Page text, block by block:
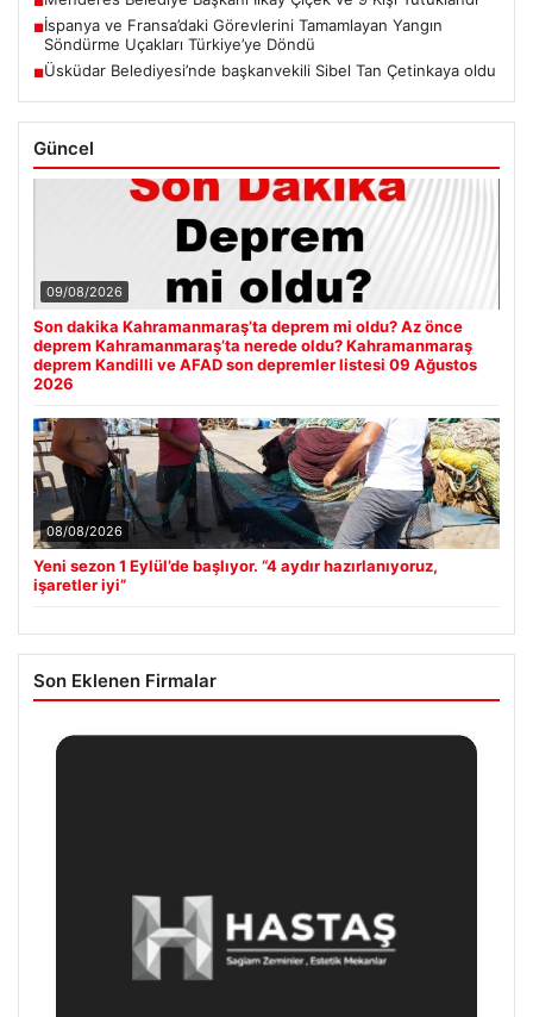
■İspanya ve Fransa’daki Görevlerini Tamamlayan Yangın
Söndürme Uçakları Türkiye’ye Döndü
■Üsküdar Belediyesi’nde başkanvekili Sibel Tan Çetinkaya oldu
Güncel
09/08/2026
Son dakika Kahramanmaraş’ta deprem mi oldu? Az önce
deprem Kahramanmaraş’ta nerede oldu? Kahramanmaraş
deprem Kandilli ve AFAD son depremler listesi 09 Ağustos
2026
08/08/2026
Yeni sezon 1 Eylül’de başlıyor. “4 aydır hazırlanıyoruz,
işaretler iyi”
Son Eklenen Firmalar